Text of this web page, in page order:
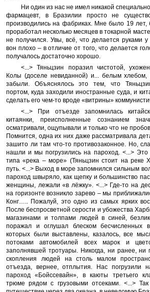
Ни один из нас не имел никакой
фармацевт, в Бразилии просто не
производились на фабриках. Мне было 19
проработал несколько месяцев в токарной
не получился. Увы, всё, что делается руками
вон плохо – в отличие от того, что делается
получалось достаточно хорошо.
<...> Тяньцзин поразил чистотой,
Колы (доселе невиданной) и... белым хлебом,
забыли. Объяснялось это тем, что
портом, куда заходили иностранные суда, и
сделать его чем-то вроде «витрины»
<...> При отъезде запомнилась
китаянки, преисполненные сознанием
осматривали, ощупывали и только что не
Помнится, одна их них даже рассматривала
зашито ли там что-то противозаконное. Но,
нашли и мы погрузились на пароход. <...>
типа «река – море» (Тяньцзин стоит на реке
путь. <...> Выход в море запомнился сильным
пароход швыряло, как щепку и большинство
женщины, лежали «в лёжку». <...> Где-то на
на горизонте возникло зарево – мы
Конг….. Пожалуй, это одно из самых ярких
После беспросветной серости и убожества
магазинами и толпами людей в синей,
поражал и оглушал блеском бесчисленных
которых были выставлены, казалось, все
потоками автомобилей всех марок и
заполнявшей тротуары. Никогда, ни ранее, ни
скопления людей на столь малом
отъезда, вернее, отплытия. Нас погрузили
пароход «Бойссевайн», в каюты третьего
трюме рядом с грузовыми отсеками. <...>